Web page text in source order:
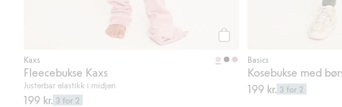
Kaxs
Fleecebukse Kaxs
Justerbar elastikk i midjen
199 kr. 3 for 2
Basics
Kosebukse med
199 kr. 3 for 2